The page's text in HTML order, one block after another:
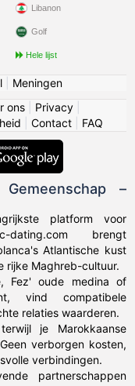
Libanon
Golf
Hele lijst
| Meningen
ons Privacy
Contact FAQ
–
platform voor
dating.com brengt
Atlantische kust
rijke Maghreb-cultuur.
Fez' oude medina of
vind compatibele
relaties waarderen.
je Marokkaanse
verborgen kosten,
verbindingen.
partnerschappen